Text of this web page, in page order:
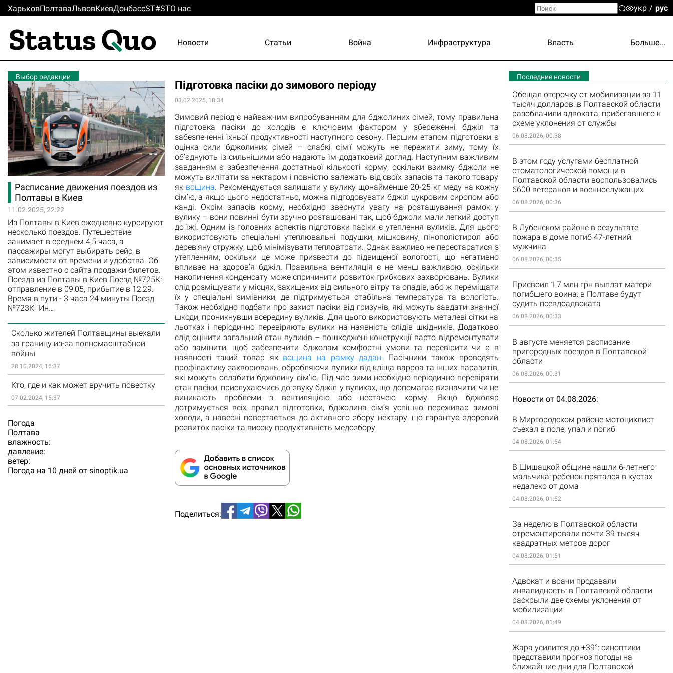
ХарьковПолтаваЛьвовКиевДонбассST#STО нас укр рус
Новости Статьи Война Инфраструктура Власть Больше...
Выбор редакции
Расписание движения поездов из
Полтавы в Киев
11.02.2025, 22:22
Из Полтавы в Киев ежедневно курсируют
несколько поездов. Путешествие
занимает в среднем 4,5 часа, а
пассажиры могут выбирать рейс, в
зависимости от времени и удобства. Об
этом известно с сайта продажи билетов.
Поезда из Полтавы в Киев Поезд №725К:
отправление в 09:05, прибытие в 12:29.
Время в пути - 3 часа 24 минуты Поезд
№723К "Ин…
Сколько жителей Полтавщины выехали
за границу из-за полномасштабной
войны
28.10.2024, 16:37
Кто, где и как может вручить повестку
07.02.2024, 15:37
Погода
Полтава
влажность:
давление:
ветер:
Погода на 10 дней от sinoptik.ua
Підготовка пасіки до зимового періоду
03.02.2025, 18:34
Зимовий період є найважчим випробуванням для бджолиних сімей, тому правильна
підготовка пасіки до холодів є ключовим фактором у збереженні бджіл та
забезпеченні їхньої продуктивності наступного сезону. Першим етапом підготовки є
оцінка сили бджолиних сімей – слабкі сім’ї можуть не пережити зиму, тому їх
об’єднують із сильнішими або надають їм додатковий догляд. Наступним важливим
завданням є забезпечення достатньої кількості корму, оскільки взимку бджоли не
можуть вилітати за нектаром і повністю залежать від своїх запасів та такого товару
як вощина. Рекомендується залишати у вулику щонайменше 20-25 кг меду на кожну
сім’ю, а якщо цього недостатньо, можна підгодовувати бджіл цукровим сиропом або
канді. Окрім запасів корму, необхідно звернути увагу на розташування рамок у
вулику – вони повинні бути зручно розташовані так, щоб бджоли мали легкий доступ
до їжі. Одним із головних аспектів підготовки пасіки є утеплення вуликів. Для цього
використовують спеціальні утеплювальні подушки, мішковину, пінополістирол або
дерев’яну стружку, щоб мінімізувати тепловтрати. Однак важливо не перестаратися з
утепленням, оскільки це може призвести до підвищеної вологості, що негативно
впливає на здоров’я бджіл. Правильна вентиляція є не менш важливою, оскільки
накопичення конденсату може спричинити розвиток грибкових захворювань. Вулики
слід розміщувати у місцях, захищених від сильного вітру та опадів, або ж переміщати
їх у спеціальні зимівники, де підтримується стабільна температура та вологість.
Також необхідно подбати про захист пасіки від гризунів, які можуть завдати значної
шкоди, проникнувши всередину вуликів. Для цього використовують металеві сітки на
льотках і періодично перевіряють вулики на наявність слідів шкідників. Додатково
слід оцінити загальний стан вуликів – пошкоджені конструкції варто відремонтувати
або замінити, щоб забезпечити бджолам комфортні умови та перевірити чи є в
наявності такий товар як вощина на рамку дадан. Пасічники також проводять
профілактику захворювань, обробляючи вулики від кліща варроа та інших паразитів,
які можуть ослабити бджолину сім’ю. Під час зими необхідно періодично перевіряти
стан пасіки, прислухаючись до звуку бджіл у вуликах, що допомагає визначити, чи не
виникають проблеми з вентиляцією або нестачею корму. Якщо бджоляр
дотримується всіх правил підготовки, бджолина сім’я успішно переживає зимові
холоди, а навесні повертається до активного збору нектару, що гарантує здоровий
розвиток пасіки та високу продуктивність медозбору.
Поделиться:
Последние новости
Обещал отсрочку от мобилизации за 11
тысяч долларов: в Полтавской области
разоблачили адвоката, прибегавшего к
схеме уклонения от службы
06.08.2026, 00:38
В этом году услугами бесплатной
стоматологической помощи в
Полтавской области воспользовались
6600 ветеранов и военнослужащих
06.08.2026, 00:36
В Лубенском районе в результате
пожара в доме погиб 47-летний
мужчина
06.08.2026, 00:35
Присвоил 1,7 млн грн выплат матери
погибшего воина: в Полтаве будут
судить псевдоадвоката
06.08.2026, 00:33
В августе меняется расписание
пригородных поездов в Полтавской
области
06.08.2026, 00:31
Новости от 04.08.2026
В Миргородском районе мотоциклист
съехал в поле, упал и погиб
04.08.2026, 01:54
В Шишацкой общине нашли 6-летнего
мальчика: ребенок прятался в кустах
недалеко от дома
04.08.2026, 01:52
За неделю в Полтавской области
отремонтировали почти 39 тысяч
квадратных метров дорог
04.08.2026, 01:51
Адвокат и врачи продавали
инвалидность: в Полтавской области
раскрыли две схемы уклонения от
мобилизации
04.08.2026, 01:49
Жара усилится до +39°: синоптики
представили прогноз погоды на
ближайшие дни для Полтавской